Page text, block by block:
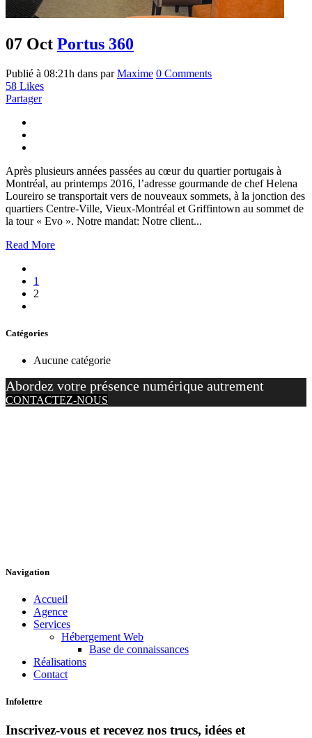
07 Oct Portus 360
Publié à 08:21h dans parMaxime 0 Comments
58 Likes
Partager
Après plusieurs années passées au cœur du quartier portugais à
Montréal, au printemps 2016, l’adresse gourmande de chef Helena
Loureiro se transportait vers de nouveaux sommets, à la jonction des
quartiers Centre-Ville, Vieux-Montréal et Griffintown au sommet de
la tour « Evo ». Notre mandat: Notre client...
Read More
1
2
Catégories
Aucune catégorie
Abordez votre présence numérique autrement
CONTACTEZ-NOUS
Navigation
Accueil
Agence
Services
Hébergement Web
Base de connaissances
Réalisations
Contact
Infolettre
Inscrivez-vous et recevez nos trucs, idées et